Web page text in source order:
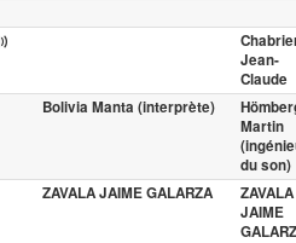
Jean-
Claude
Bolivia Manta (interprète)
Martin
du son)
ZAVALA JAIME GALARZA
ZAVALA
JAIME